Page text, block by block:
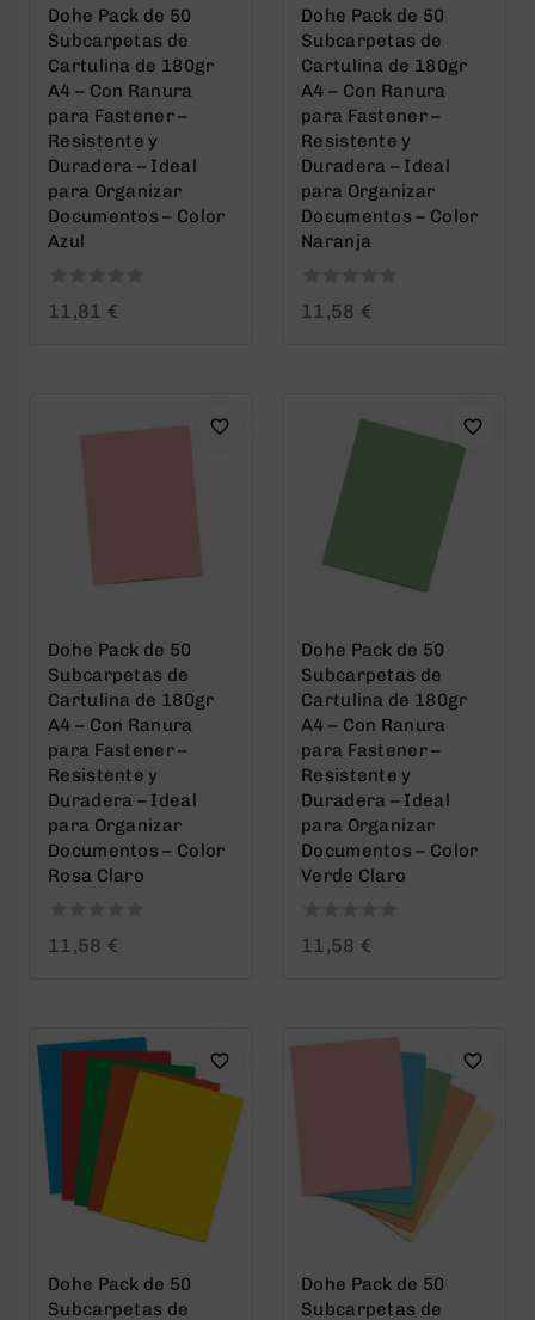
Dohe Pack de 50
Subcarpetas de
Cartulina de 180gr
A4 – Con Ranura
para Fastener –
Resistente y
Duradera – Ideal
para Organizar
Documentos – Color
Azul
011,81 €
Dohe Pack de 50
Subcarpetas de
Cartulina de 180gr
A4 – Con Ranura
para Fastener –
Resistente y
Duradera – Ideal
para Organizar
Documentos – Color
Naranja
011,58 €
Dohe Pack de 50
Subcarpetas de
Cartulina de 180gr
A4 – Con Ranura
para Fastener –
Resistente y
Duradera – Ideal
para Organizar
Documentos – Color
Rosa Claro
011,58 €
Dohe Pack de 50
Subcarpetas de
Cartulina de 180gr
A4 – Con Ranura
para Fastener –
Resistente y
Duradera – Ideal
para Organizar
Documentos – Color
Verde Claro
011,58 €
Dohe Pack de 50
Subcarpetas de
Dohe Pack de 50
Subcarpetas de